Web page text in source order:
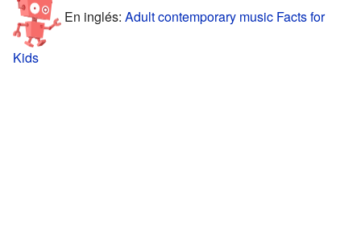
En inglés: Adult contemporary music Facts for
Kids